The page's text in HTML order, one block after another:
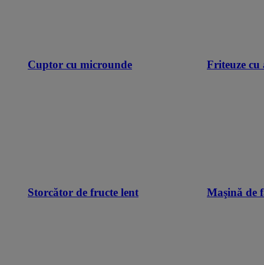
Cuptor cu microunde Friteuze cu
Storcător de fructe lent Maşină de